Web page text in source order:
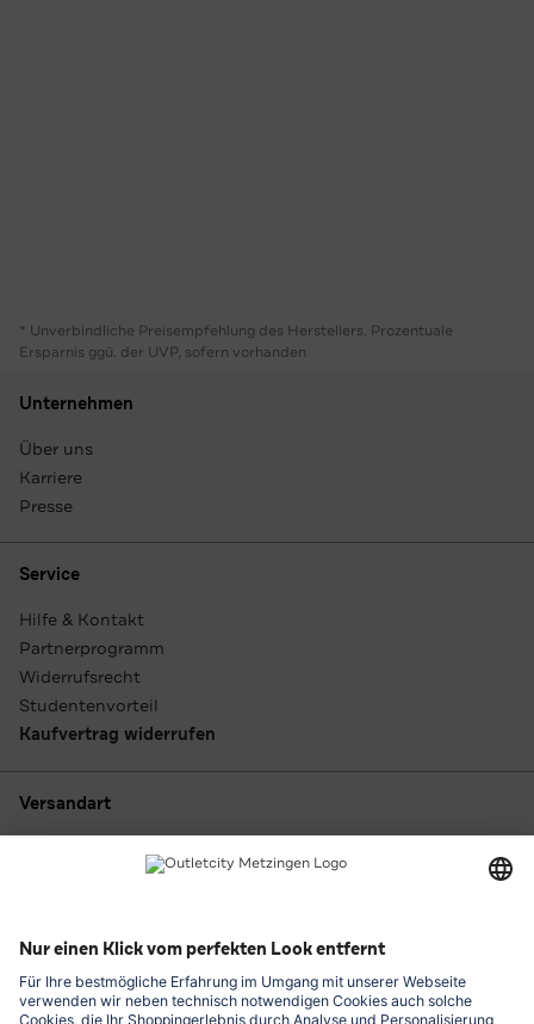
* Unverbindliche Preisempfehlung des Herstellers. Prozentuale
Ersparnis ggü. der UVP, sofern vorhanden
Unternehmen
Über uns
Karriere
Presse
Service
Hilfe & Kontakt
Partnerprogramm
Widerrufsrecht
Studentenvorteil
Kaufvertrag widerrufen
Versandart